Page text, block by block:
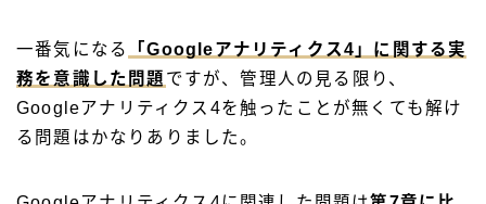
一番気になる
「Googleアナリティクス4」に関する実
務を意識した問題 ですが、管理人の見る限り、
Googleアナリティクス4を触ったことが無くても解け
る問題はかなりありました。